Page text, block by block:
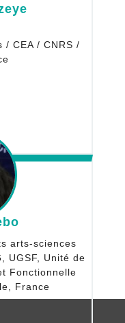
/ CEA / CNRS /
arts-sciences
UGSF, Unité de
Fonctionnelle
France